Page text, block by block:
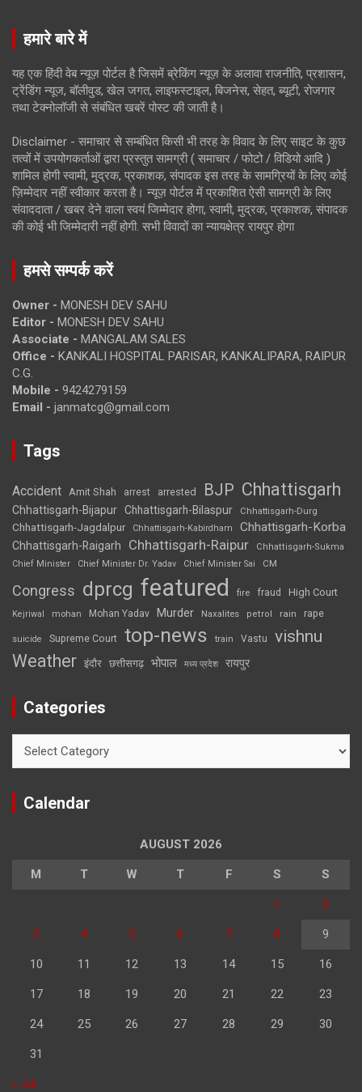
हमारे बारे में
यह एक हिंदी वेब न्यूज़ पोर्टल है जिसमें ब्रेकिंग न्यूज़ के अलावा राजनीति, प्रशासन,
ट्रेंडिंग न्यूज, बॉलीवुड, खेल जगत, लाइफस्टाइल, बिजनेस, सेहत, ब्यूटी, रोजगार
तथा टेक्नोलॉजी से संबंधित खबरें पोस्ट की जाती है।
Disclaimer - समाचार से सम्बंधित किसी भी तरह के विवाद के लिए साइट के कुछ
तत्वों में उपयोगकर्ताओं द्वारा प्रस्तुत सामग्री ( समाचार / फोटो / विडियो आदि )
शामिल होगी स्वामी, मुद्रक, प्रकाशक, संपादक इस तरह के सामग्रियों के लिए कोई
ज़िम्मेदार नहीं स्वीकार करता है। न्यूज़ पोर्टल में प्रकाशित ऐसी सामग्री के लिए
संवाददाता / खबर देने वाला स्वयं जिम्मेदार होगा, स्वामी, मुद्रक, प्रकाशक, संपादक
की कोई भी जिम्मेदारी नहीं होगी. सभी विवादों का न्यायक्षेत्र रायपुर होगा
हमसे सम्पर्क करें
Owner - MONESH DEV SAHU
Editor - MONESH DEV SAHU
Associate - MANGALAM SALES
Office - KANKALI HOSPITAL PARISAR, KANKALIPARA, RAIPUR
C.G.
Mobile - 9424279159
Email - janmatcg@gmail.com
Tags
Accident Amit Shah arrest arrested BJP Chhattisgarh
Chhattisgarh-Bijapur Chhattisgarh-Bilaspur Chhattisgarh-Durg
Chhattisgarh-Jagdalpur Chhattisgarh-Kabirdham Chhattisgarh-Korba
Chhattisgarh-Raigarh Chhattisgarh-Raipur
Chhattisgarh-Sukma
Chief Minister
Chief Minister Dr. Yadav Chief Minister Sai CM
Congress dprcg featured fire fraud High Court
Kejriwal mohan Mohan Yadav Murder Naxalites petrol rain rape
suicide Supreme Court top-news train Vastu vishnu
Weather इंदौर छत्तीसगढ़ भोपाल मध्य प्रदेश रायपुर
Categories
Calendar
AUGUST 2026
M T W T F S S
1 2
3 4 5 6 7 8 9
10 11 12 13 14 15 16
17 18 19 20 21 22 23
24 25 26 27 28 29 30
31
« Jul